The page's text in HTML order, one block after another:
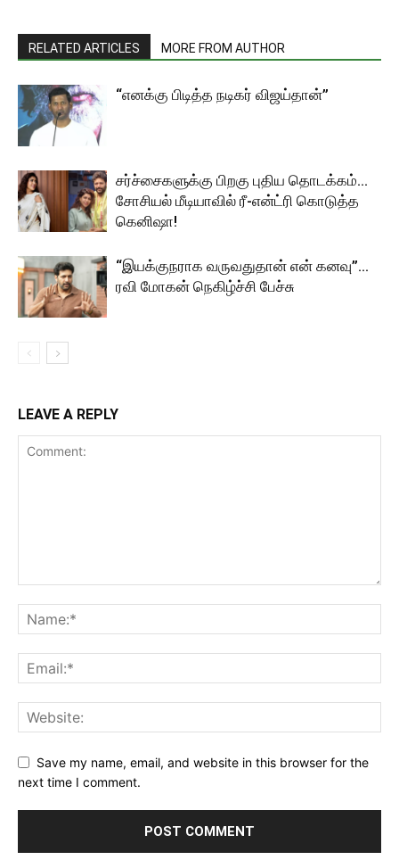
RELATED ARTICLES MORE FROM AUTHOR
“எனக்கு பிடித்த நடிகர் விஜய்தான்”
சர்ச்சைகளுக்கு பிறகு புதிய தொடக்கம்…
சோசியல் மீடியாவில் ரீ-என்ட்ரி கொடுத்த
கெனிஷா!
“இயக்குநராக வருவதுதான் என் கனவு”…
ரவி மோகன் நெகிழ்ச்சி பேச்சு
LEAVE A REPLY
Save my name, email, and website in this browser for the
next time I comment.